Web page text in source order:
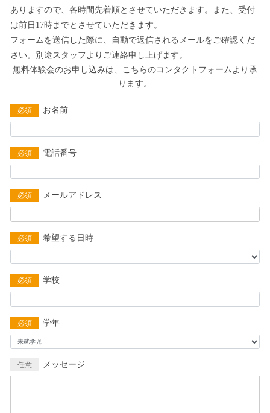
ありますので、各時間先着順とさせていただきます。また、受付
は前日17時までとさせていただきます。
フォームを送信した際に、自動で返信されるメールをご確認くだ
さい。別途スタッフよりご連絡申し上げます。
無料体験会のお申し込みは、こちらのコンタクトフォームより承
ります。
必須 お名前
必須 電話番号
必須 メールアドレス
必須 希望する日時
必須 学校
必須 学年
任意 メッセージ